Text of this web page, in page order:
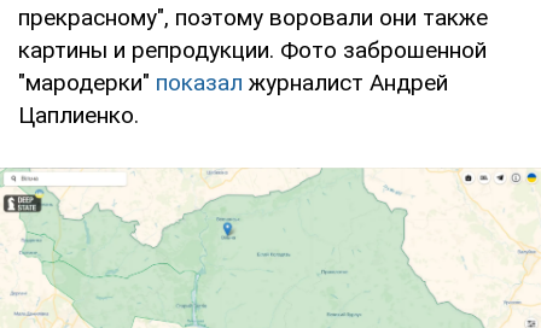
прекрасному", поэтому воровали они также
картины и репродукции. Фото заброшенной
"мародерки" показал журналист Андрей
Цаплиенко.